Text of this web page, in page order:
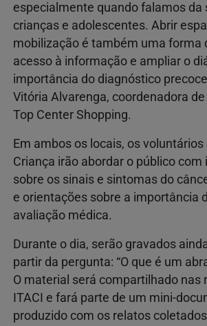
especialmente quando falamos da
crianças e adolescentes. Abrir
mobilização é também uma forma
acesso à informação e ampliar o
importância do diagnóstico
Vitória Alvarenga, coordenadora
Top Center Shopping.
Em ambos os locais, os
Criança irão abordar o público
sobre os sinais e sintomas do
e orientações sobre a importância
avaliação médica.
Durante o dia, serão gravados
partir da pergunta: “O que é um
O material será compartilhado nas
ITACI e fará parte de um mini-
produzido com os relatos